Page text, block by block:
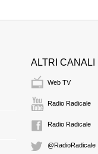
ALTRI CANALI
Web TV
Radio Radicale
Radio Radicale
@RadioRadicale